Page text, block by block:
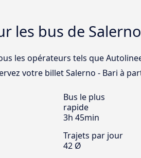
les bus de
les opérateurs tels que
votre billet Salerno - Bari à
Bus le plus
rapide
3h 45min
Trajets par jour
42 Ø